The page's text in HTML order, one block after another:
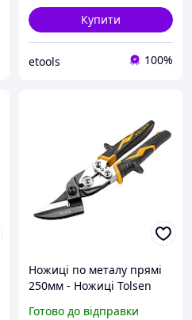
Купити
etools 100%
Ножиці по металу прямі
250мм - Ножиці Tolsen
Готово до відправки